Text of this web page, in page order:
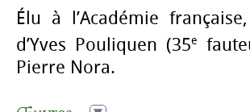
Élu à l’Académie
d’Yves Pouliquen (35e
Pierre Nora.